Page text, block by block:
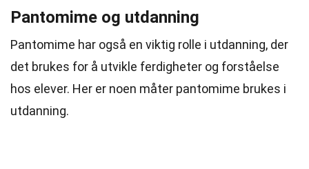
Pantomime og utdanning
Pantomime har også en viktig rolle i utdanning, der
det brukes for å utvikle ferdigheter og forståelse
hos elever. Her er noen måter pantomime brukes i
utdanning.